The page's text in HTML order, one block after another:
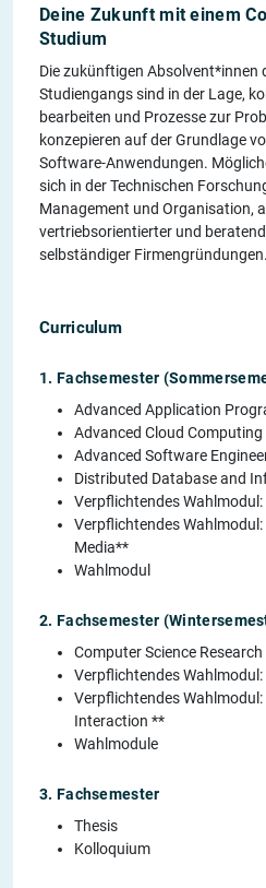
Deine Zukunft mit einem
Studium
Die zukünftigen Absolvent*innen
Studiengangs sind in der Lage,
bearbeiten und Prozesse zur
konzepieren auf der Grundlage
Software-Anwendungen.
sich in der Technischen
Management und Organisation,
vertriebsorientierter und
selbständiger Firmengründungen.
Curriculum
1. Fachsemester
Advanced Application
Advanced Cloud Computing
Advanced Software
Distributed Database and
Verpflichtendes
Verpflichtendes
Media**
Wahlmodul
2. Fachsemester
Computer Science
Verpflichtendes
Verpflichtendes
Interaction **
Wahlmodule
3. Fachsemester
Thesis
Kolloquium